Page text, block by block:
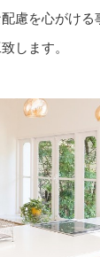
慮を心がけ
します。